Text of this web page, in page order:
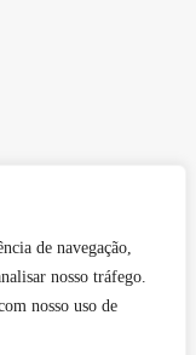
de navegação,
nosso tráfego.
nosso uso de